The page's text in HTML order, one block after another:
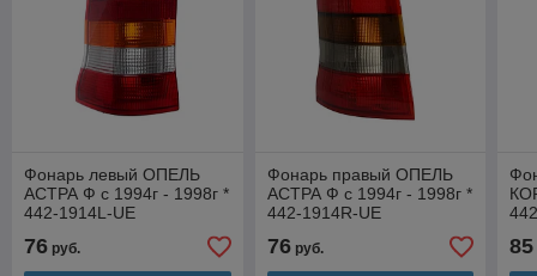
Фонарь левый ОПЕЛЬ
АСТРА Ф с 1994г - 1998г *
442-1914L-UE
76 руб.
Фонарь правый ОПЕЛЬ
АСТРА Ф с 1994г - 1998г *
442-1914R-UE
76руб. 85